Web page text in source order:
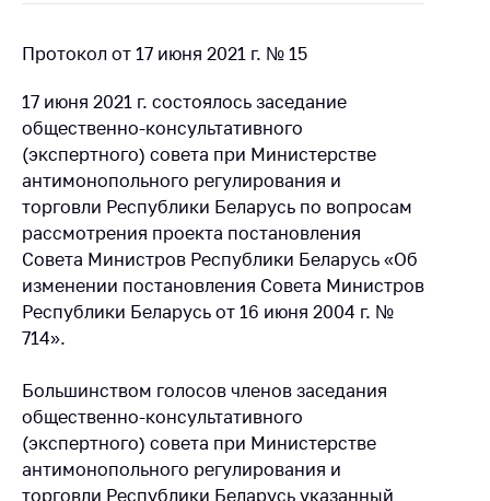
Сообщить о росте
Ценообразование
на лекарственные
средства, изделия
медицинского
назначения и
медицинскую
технику
Решение Комиссии
по установлению
факта нарушения
нарушения
антимонопольного
законодательства
Предостережения и
Протокол от 17 июня 2021 г. № 15
17 июня 2021 г. состоялось заседание
общественно-консультативного
(экспертного) совета при Министерстве
антимонопольного регулирования и
торговли Республики Беларусь по вопросам
рассмотрения проекта постановления
Совета Министров Республики Беларусь «Об
изменении постановления Совета Министров
Республики Беларусь от 16 июня 2004 г. №
714».
Большинством голосов членов заседания
общественно-консультативного
(экспертного) совета при Министерстве
антимонопольного регулирования и
торговли Республики Беларусь указанный